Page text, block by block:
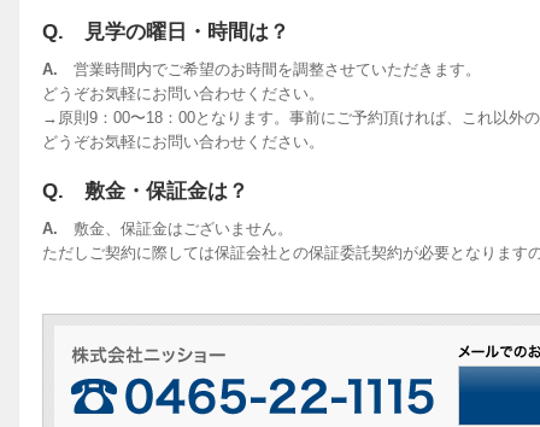
Q. 見学の曜日・時間は？
A. 営業時間内でご希望のお時間を調整させていただきます。
どうぞお気軽にお問い合わせください。
→原則9：00〜18：00となります。事前にご予約頂ければ、これ以外
どうぞお気軽にお問い合わせください。
Q. 敷金・保証金は？
A. 敷金、保証金はございません。
ただしご契約に際しては保証会社との保証委託契約が必要となります